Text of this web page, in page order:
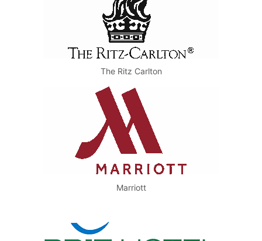
The Ritz Carlton
Marriott